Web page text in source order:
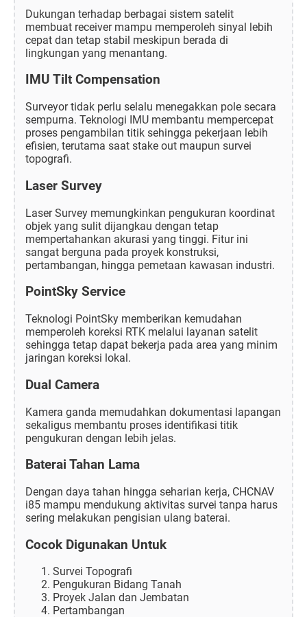
Dukungan terhadap berbagai sistem satelit
membuat receiver mampu memperoleh sinyal lebih
cepat dan tetap stabil meskipun berada di
lingkungan yang menantang.
IMU Tilt Compensation
Surveyor tidak perlu selalu menegakkan pole secara
sempurna. Teknologi IMU membantu mempercepat
proses pengambilan titik sehingga pekerjaan lebih
efisien, terutama saat stake out maupun survei
topografi.
Laser Survey
Laser Survey memungkinkan pengukuran koordinat
objek yang sulit dijangkau dengan tetap
mempertahankan akurasi yang tinggi. Fitur ini
sangat berguna pada proyek konstruksi,
pertambangan, hingga pemetaan kawasan industri.
PointSky Service
Teknologi PointSky memberikan kemudahan
memperoleh koreksi RTK melalui layanan satelit
sehingga tetap dapat bekerja pada area yang minim
jaringan koreksi lokal.
Dual Camera
Kamera ganda memudahkan dokumentasi lapangan
sekaligus membantu proses identifikasi titik
pengukuran dengan lebih jelas.
Baterai Tahan Lama
Dengan daya tahan hingga seharian kerja, CHCNAV
i85 mampu mendukung aktivitas survei tanpa harus
sering melakukan pengisian ulang baterai.
Cocok Digunakan Untuk
Survei Topografi
Pengukuran Bidang Tanah
Proyek Jalan dan Jembatan
Pertambangan